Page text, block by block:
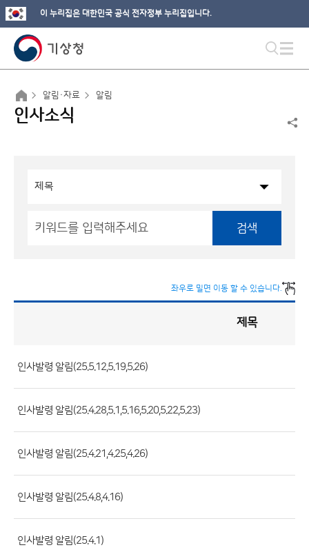
이 누리집은 대한민국 공식 전자정부 누리집입니다.
알림·자료 알림
인사소식
검색
좌우로 밀면 이동 할 수 있습니다.
목
록
제
목,
등
부
제목
인사발령 알림(25.5.12,5.19,5.26)
인사발령 알림(25.4.28,5.1,5.16,5.20,5.22,5.23)
인사발령 알림(25.4.21,4.25,4.26)
인사발령 알림(25.4.8,4.16)
인사발령 알림(25.4.1)